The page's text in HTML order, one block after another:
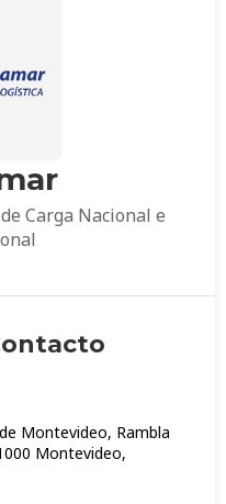
Carga Nacional e
Montevideo, Rambla
Montevideo,